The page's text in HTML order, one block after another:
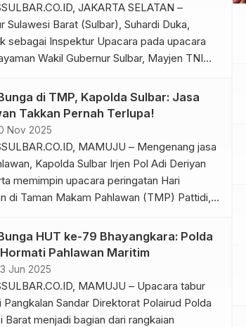
JAKARTA SELATAN –
Sulawesi Barat (Sulbar), Suhardi Duka,
sebagai Inspektur Upacara pada upacara
Wakil Gubernur Sulbar, Mayjen TNI
Jakarta Selatan, Minggu, 1 Fenruari 2026.
haru menyelimuti prosesi persemayaman.
sambutannya, Gubernur Suhardi
meneteskan air mata mengenang sosok
di TMP, Kapolda Sulbar: Jasa
Takkan Pernah Terlupa!
Nov 2025
MAMUJU – Mengenang jasa
Kapolda Sulbar Irjen Pol Adi Deriyan
memimpin upacara peringatan Hari
di Taman Makam Pahlawan (TMP) Pattidi,
agenda rutin yang tak terpisahkan dari
Hari Pahlawan, sebagai simbol
dan penghargaan atas pengorbanan
dalam merebut […]
HUT ke-79 Bhayangkara: Polda
Pahlawan Maritim
Jun 2025
MAMUJU – Upacara tabur
Pangkalan Sandar Direktorat Polairud Polda
Barat menjadi bagian dari rangkaian